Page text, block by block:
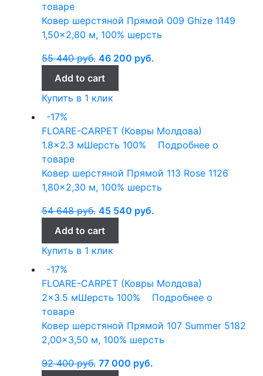
товаре
Ковер шерстяной Прямой 009 Ghize 1149
1,50×2,80 м, 100% шерсть
55 440руб. 46 200 руб.
Add to cart
Купить в 1 клик
-17%
FLOARE-CARPET (Ковры Молдова)
1.8x2.3 мШерсть 100%
Подробнее о
товаре
Ковер шерстяной Прямой 113 Rose 1126
1,80×2,30 м, 100% шерсть
54 648руб. 45 540 руб.
Add to cart
Купить в 1 клик
-17%
FLOARE-CARPET (Ковры Молдова)
2x3.5 мШерсть 100%
Подробнее о
товаре
Ковер шерстяной Прямой 107 Summer 5182
2,00×3,50 м, 100% шерсть
92 400руб. 77 000 руб.